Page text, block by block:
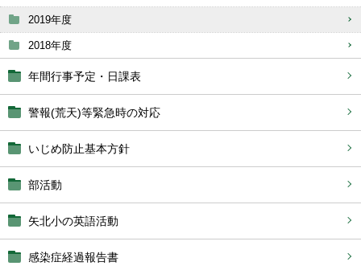
2019年度
2018年度
年間行事予定・日課表
警報(荒天)等緊急時の対応
いじめ防止基本方針
部活動
矢北小の英語活動
感染症経過報告書